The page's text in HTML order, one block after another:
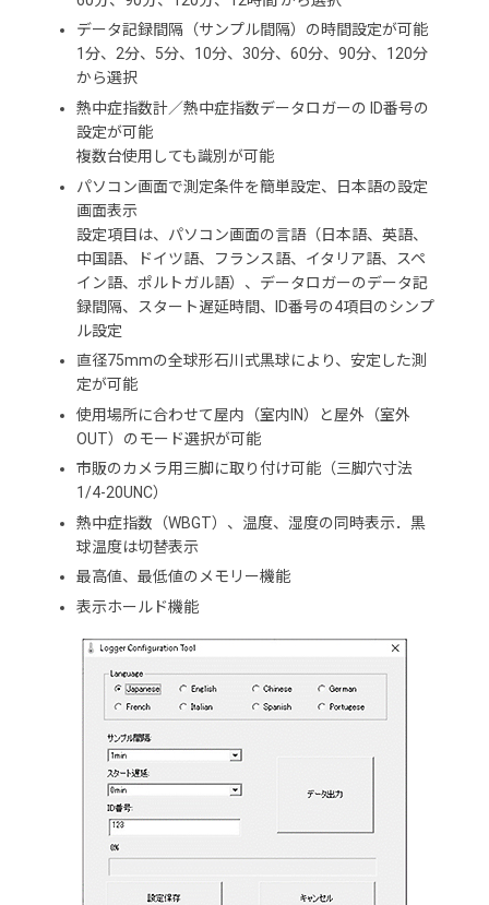
データ記録間隔（サンプル間隔）の時間設定が可能
1分、2分、5分、10分、30分、60分、90分、120分
から選択
熱中症指数計／熱中症指数データロガーの ID番号の
設定が可能
複数台使用しても識別が可能
パソコン画面で測定条件を簡単設定、日本語の設定
画面表示
設定項目は、パソコン画面の言語（日本語、英語、
中国語、ドイツ語、フランス語、イタリア語、スペ
イン語、ポルトガル語）、データロガーのデータ記
録間隔、スタート遅延時間、ID番号の4項目のシンプ
ル設定
直径75mmの全球形石川式黒球により、安定した測
定が可能
使用場所に合わせて屋内（室内IN）と屋外（室外
OUT）のモード選択が可能
市販のカメラ用三脚に取り付け可能（三脚穴寸法
1/4-20UNC）
熱中症指数（WBGT）、温度、湿度の同時表示．黒
球温度は切替表示
最高値、最低値のメモリー機能
表示ホールド機能